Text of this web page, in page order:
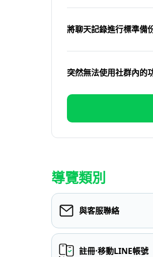
將聊天記錄進行標準備
突然無法使用社群內的
導覽類別
與客服聯絡
註冊⋅移動LINE帳號